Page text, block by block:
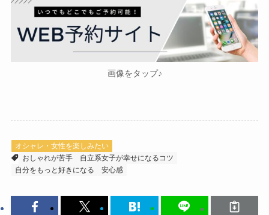
画像をタップ♪
オシャレ・女性を楽しみたい
おしゃれが苦手
自立系女子が幸せになるコツ
自分をもっと好きになる
安心感